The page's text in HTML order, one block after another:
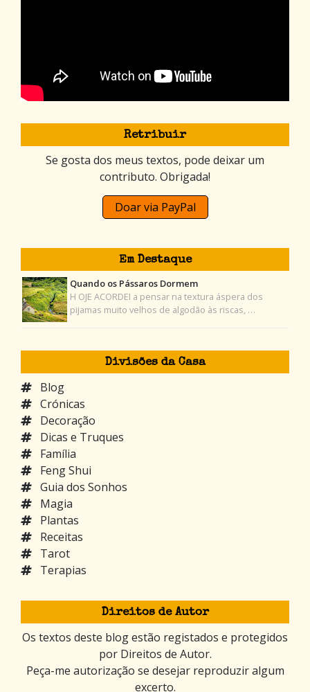
Retribuir
Se gosta dos meus textos, pode deixar um
contributo. Obrigada!
Doar via PayPal
Em Destaque
Quando os Pássaros Dormem
H OJE ACORDEI a pensar na textura áspera dos
pijamas muito velhos de algodão às riscas, …
Divisões da Casa
Blog
Crónicas
Decoração
Dicas e Truques
Família
Feng Shui
Guia dos Sonhos
Magia
Plantas
Receitas
Tarot
Terapias
Direitos de Autor
Os textos deste blog estão registados e protegidos
por Direitos de Autor.
Peça-me autorização se desejar reproduzir algum
excerto.